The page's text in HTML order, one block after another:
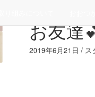
お友達
2019年6月21日 / ス